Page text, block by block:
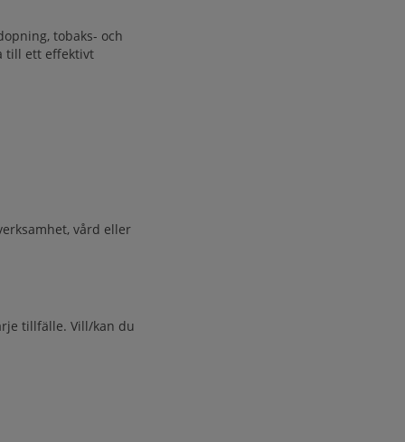
tobaks- och
till ett effektivt
vård eller
tillfälle. Vill/kan du